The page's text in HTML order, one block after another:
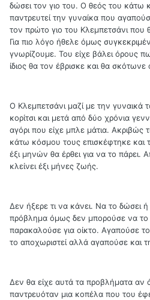
δώσει τον γιο του. Ο θεός του κάτω
παντρευτεί την γυναίκα που
τον πρώτο γιο του Κλεμπετσάνι που
Για πιο λόγο ήθελε όμως
γνωρίζουμε. Του είχε βάλει όρους
ίδιος θα τον έβρισκε και θα σκότωνε
Ο Κλεμπετσάνι μαζί με την γυναικά
κορίτσι και μετά από δύο χρόνια
αγόρι που είχε μπλε μάτια. Ακριβώς
κάτω κόσμου τους επισκέφτηκε και
έξι μηνών θα έρθει για να το
κλείνει έξι μήνες ζωής.
Δεν ήξερε τι να κάνει. Να το δώσει
πρόβλημα όμως δεν μπορούσε να το
παρακαλούσε για οίκτο. Αγαπούσε
το αποχωριστεί αλλά αγαπούσε και
Δεν θα είχε αυτά τα προβλήματα αν
παντρευόταν μια κοπέλα που του